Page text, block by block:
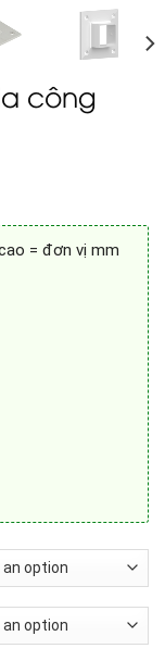
công
= đơn vị mm